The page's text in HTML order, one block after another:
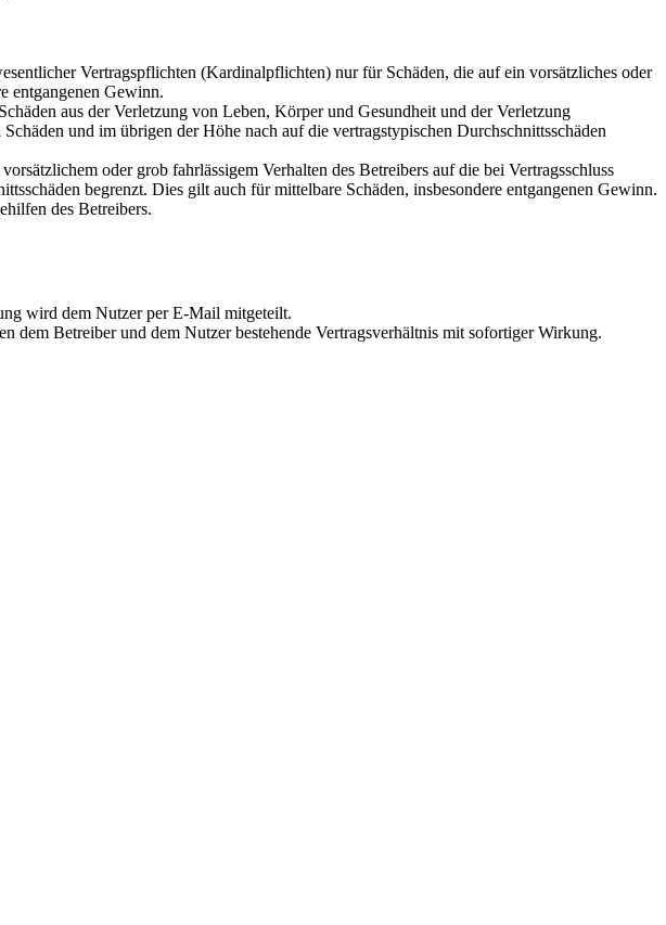
Vertragspflichten (Kardinalpflichten) nur für Schäden, die auf ein vorsätzliches oder
entgangenen Gewinn.
aus der Verletzung von Leben, Körper und Gesundheit und der Verletzung
und im übrigen der Höhe nach auf die vertragstypischen Durchschnittsschäden
oder grob fahrlässigem Verhalten des Betreibers auf die bei Vertragsschluss
begrenzt. Dies gilt auch für mittelbare Schäden, insbesondere entgangenen Gewinn.
des Betreibers.
wird dem Nutzer per E-Mail mitgeteilt.
dem Betreiber und dem Nutzer bestehende Vertragsverhältnis mit sofortiger Wirkung.